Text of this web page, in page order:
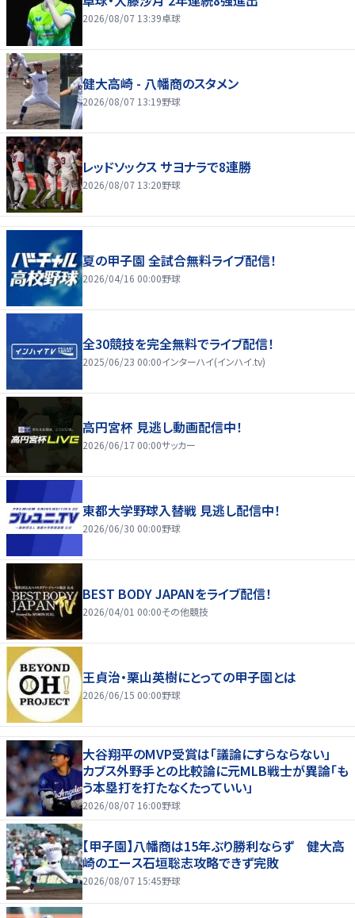
2026/08/07 13:39卓球
健大高崎 - 八幡商のスタメン
2026/08/07 13:19野球
レッドソックス サヨナラで8連勝
2026/08/07 13:20野球
夏の甲子園 全試合無料ライブ配信！
2026/04/16 00:00野球
全30競技を完全無料でライブ配信！
2025/06/23 00:00インターハイ(インハイ.tv)
高円宮杯 見逃し動画配信中！
2026/06/17 00:00サッカー
東都大学野球入替戦 見逃し配信中！
2026/06/30 00:00野球
BEST BODY JAPANをライブ配信！
2026/04/01 00:00その他競技
王貞治・栗山英樹にとっての甲子園とは
2026/06/15 00:00野球
大谷翔平のMVP受賞は「議論にすらならない」
カブス外野手との比較論に元MLB戦士が異論「も
う本塁打を打たなくたっていい」
2026/08/07 16:00野球
【甲子園】八幡商は15年ぶり勝利ならず 健大高
崎のエース石垣聡志攻略できず完敗
2026/08/07 15:45野球